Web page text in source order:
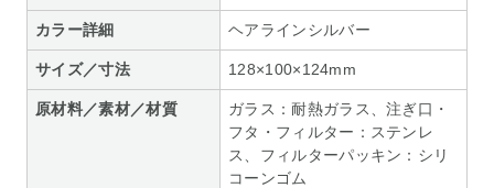
カラー詳細 ヘアラインシルバー
サイズ／寸法 128×100×124mm
原材料／素材／材質
ガラス：耐熱ガラス、注ぎ口・
フタ・フィルター：ステンレ
ス、フィルターパッキン：シリ
コーンゴム